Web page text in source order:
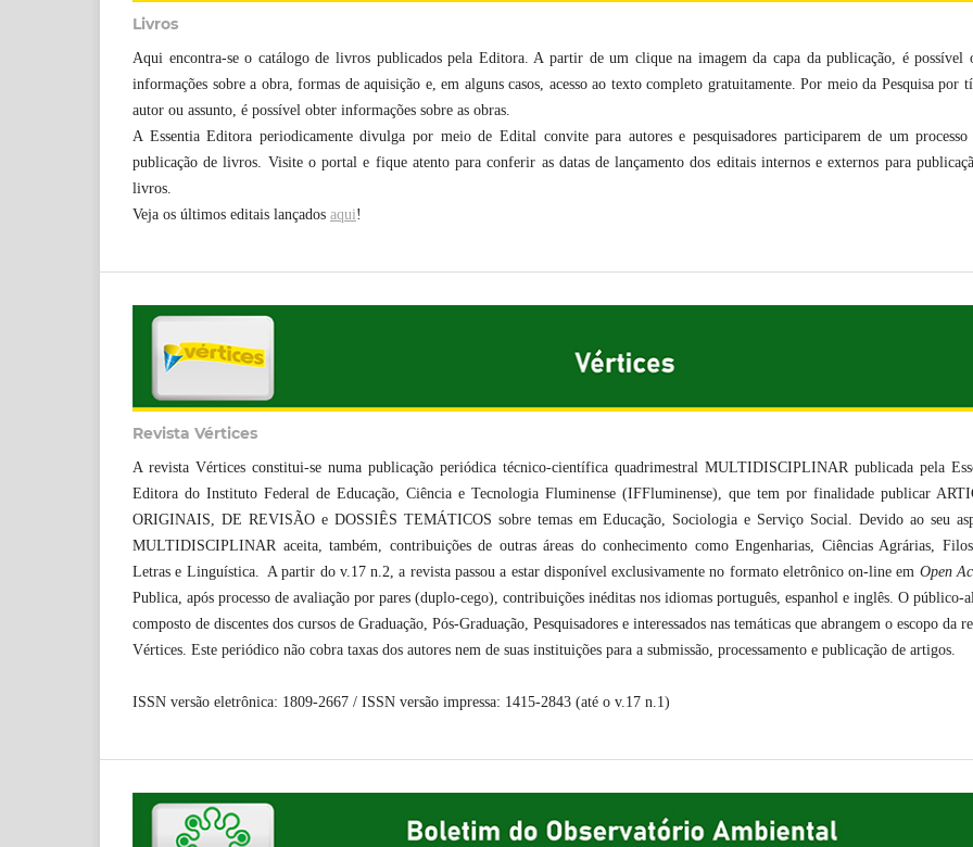
Livros
Aqui encontra-se o catálogo de livros publicados pela Editora. A partir de um clique na imagem da capa da publicação, é possível
informações sobre a obra, formas de aquisição e, em alguns casos, acesso ao texto completo gratuitamente. Por meio da Pesquisa por
autor ou assunto, é possível obter informações sobre as obras.
A Essentia Editora periodicamente divulga por meio de Edital convite para autores e pesquisadores participarem de um processo
publicação de livros. Visite o portal e fique atento para conferir as datas de lançamento dos editais internos e externos para
livros.
Veja os últimos editais lançados aqui!
Revista Vértices
A revista Vértices constitui-se numa publicação periódica técnico-científica quadrimestral MULTIDISCIPLINAR publicada pela
Editora do Instituto Federal de Educação, Ciência e Tecnologia Fluminense (IFFluminense), que tem por finalidade publicar
ORIGINAIS, DE REVISÃO e DOSSIÊS TEMÁTICOS sobre temas em Educação, Sociologia e Serviço Social. Devido ao seu
MULTIDISCIPLINAR aceita, também, contribuições de outras áreas do conhecimento como Engenharias, Ciências Agrárias,
Letras e Linguística. A partir do v.17 n.2, a revista passou a estar disponível exclusivamente no formato eletrônico on-line em Open
Publica, após processo de avaliação por pares (duplo-cego), contribuições inéditas nos idiomas português, espanhol e inglês. O público-
composto de discentes dos cursos de Graduação, Pós-Graduação, Pesquisadores e interessados nas temáticas que abrangem o escopo da
Vértices. Este periódico não cobra taxas dos autores nem de suas instituições para a submissão, processamento e publicação de artigos.
ISSN versão eletrônica: 1809-2667 / ISSN versão impressa: 1415-2843 (até o v.17 n.1)